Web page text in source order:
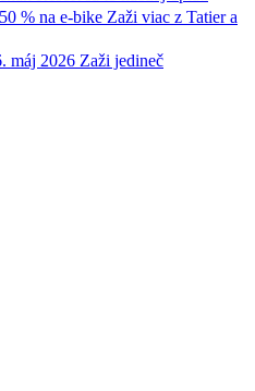
máj 2026 Zaži jedineč